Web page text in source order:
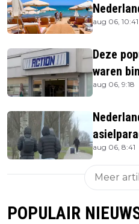
aug 06, 10:41
Deze
waren
aug 06, 9:18
mee''
aug 06, 8:41
Meer
POPULAIR